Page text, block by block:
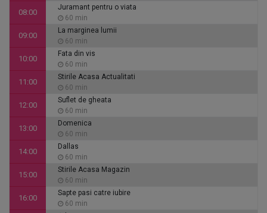
08:00
Juramant pentru o viata
60 min
09:00
La marginea lumii
60 min
10:00
Fata din vis
60 min
11:00
Stirile Acasa Actualitati
60 min
12:00
Suflet de gheata
60 min
13:00
Domenica
60 min
14:00
Dallas
60 min
15:00
Stirile Acasa Magazin
60 min
16:00
Sapte pasi catre iubire
60 min